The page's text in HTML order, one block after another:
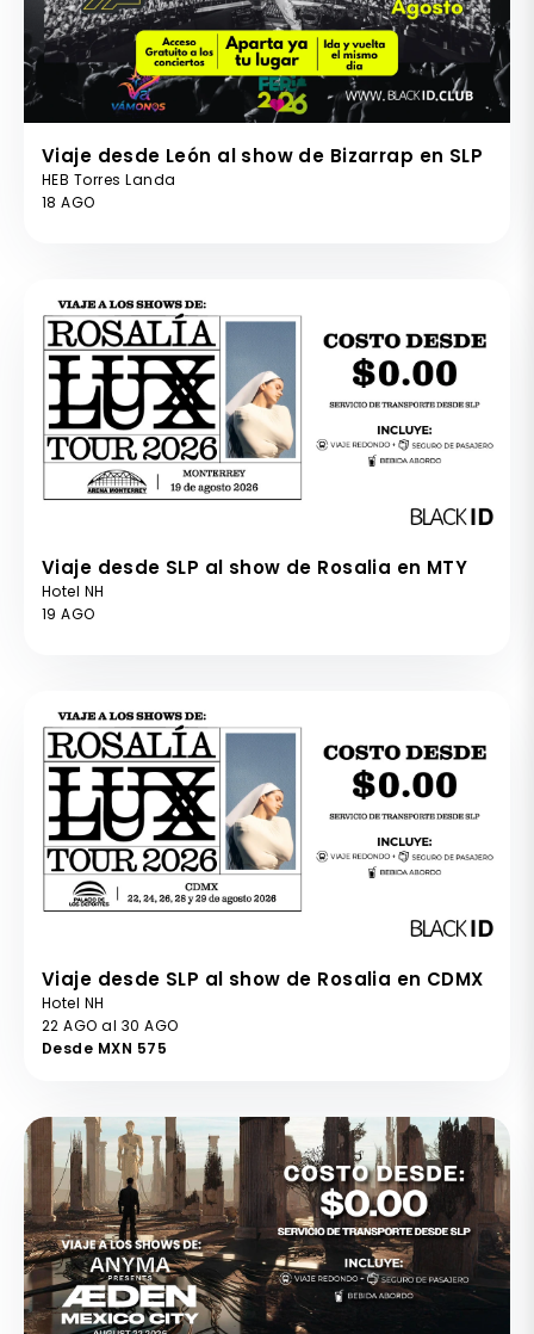
Viaje desde León al show de Bizarrap en SLP
HEB Torres Landa
18 AGO
Viaje desde SLP al show de Rosalia en MTY
Hotel NH
19 AGO
Viaje desde SLP al show de Rosalia en CDMX
Hotel NH
22 AGO al 30 AGO
Desde MXN 575